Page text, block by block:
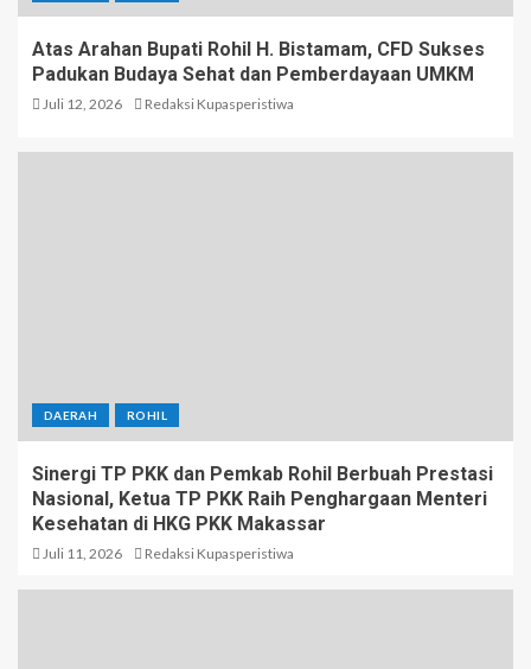
Atas Arahan Bupati Rohil H. Bistamam, CFD Sukses
Padukan Budaya Sehat dan Pemberdayaan UMKM
Juli 12, 2026 Redaksi Kupasperistiwa
DAERAH ROHIL
Sinergi TP PKK dan Pemkab Rohil Berbuah Prestasi
Nasional, Ketua TP PKK Raih Penghargaan Menteri
Kesehatan di HKG PKK Makassar
Juli 11, 2026 Redaksi Kupasperistiwa